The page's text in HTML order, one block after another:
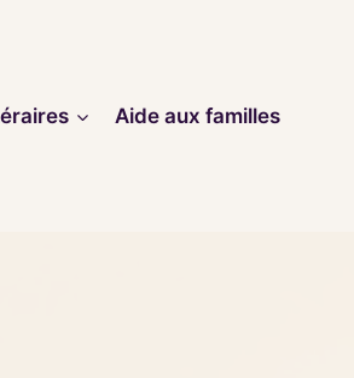
Aide aux familles